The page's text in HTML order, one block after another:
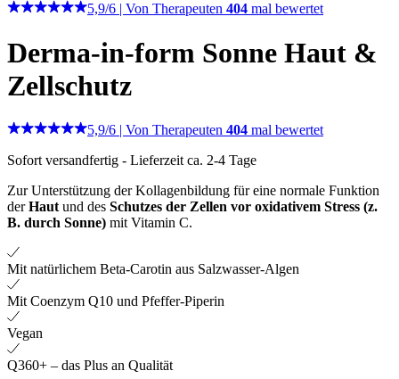
5,9/6 | Von Therapeuten 404 mal bewertet
Derma-in-form Sonne Haut &
Zellschutz
5,9/6 | Von Therapeuten 404 mal bewertet
Sofort versandfertig - Lieferzeit ca. 2-4 Tage
Zur Unterstützung der Kollagenbildung für eine normale Funktion
derHaut und des Schutzes der Zellen vor oxidativem Stress (z.
B. durch Sonne) mit Vitamin C.
Mit natürlichem Beta-Carotin aus Salzwasser-Algen
Mit Coenzym Q10 und Pfeffer-Piperin
Vegan
Q360+ – das Plus an Qualität